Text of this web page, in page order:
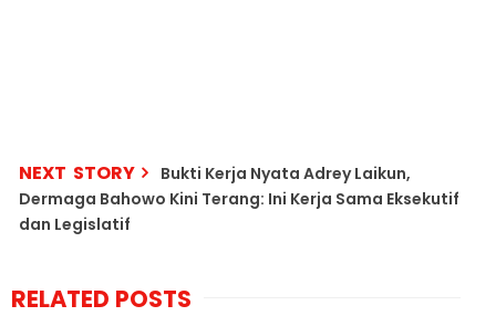
NEXT STORY
Bukti Kerja Nyata Adrey Laikun,
Dermaga Bahowo Kini Terang: Ini Kerja Sama Eksekutif
dan Legislatif
RELATED POSTS